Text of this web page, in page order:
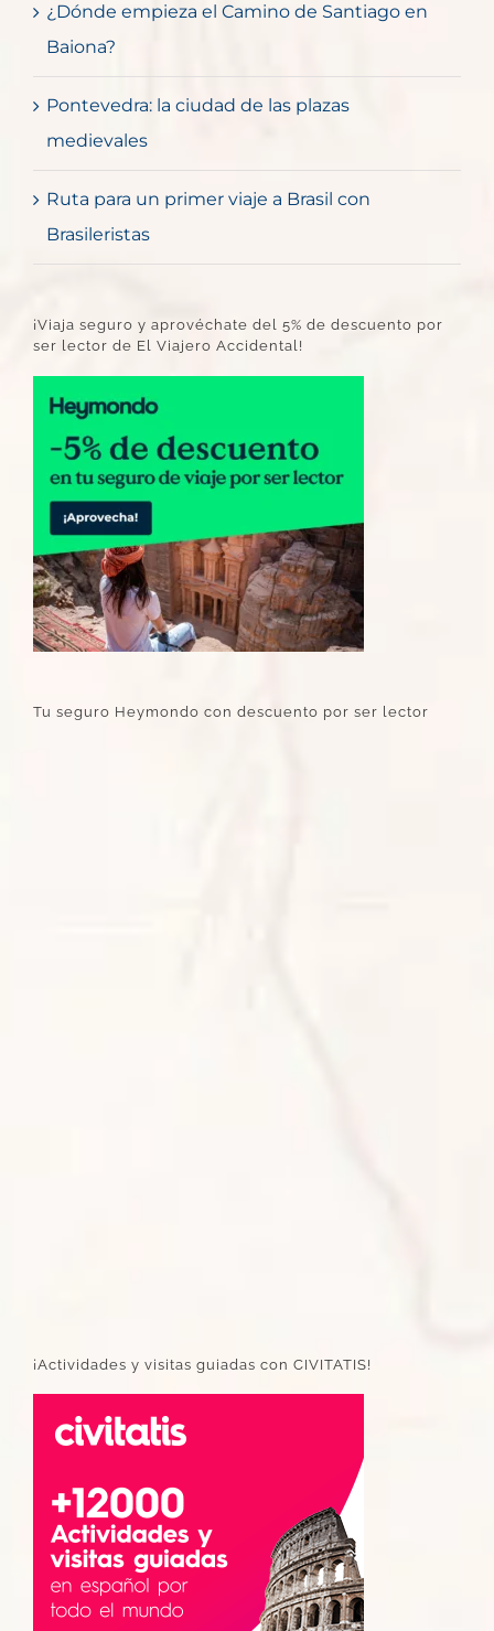
¿Dónde empieza el Camino de Santiago en
Baiona?
Pontevedra: la ciudad de las plazas
medievales
Ruta para un primer viaje a Brasil con
Brasileristas
¡Viaja seguro y aprovéchate del 5% de descuento por
ser lector de El Viajero Accidental!
Tu seguro Heymondo con descuento por ser lector
¡Actividades y visitas guiadas con CIVITATIS!